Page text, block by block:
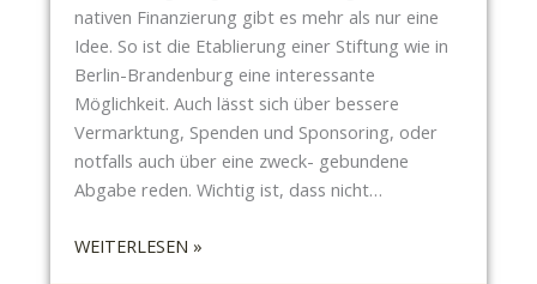
A
U
F
S
T
E
L
E
T
U
N
D
Z
U
M
A
nativen Finanzierung gibt es mehr als nur eine
Idee. So ist die Etablierung einer Stiftung wie in
Berlin-Brandenburg eine interessante
Möglichkeit. Auch lässt sich über bessere
Vermarktung, Spenden und Sponsoring, oder
notfalls auch über eine zweck- gebundene
Abgabe reden. Wichtig ist, dass nicht…
WEITERLESEN »: